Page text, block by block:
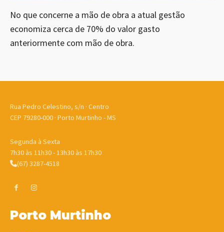
No que concerne a mão de obra a atual gestão
economiza cerca de 70% do valor gasto
anteriormente com mão de obra.
Rua Pedro Celestino, s/n · Centro
CEP 79280-000 · Porto Murtinho - MS
Segunda à Sexta
7h30 às 11h30 - 13h30 às 17h30
(67) 3287-4518
Porto Murtinho